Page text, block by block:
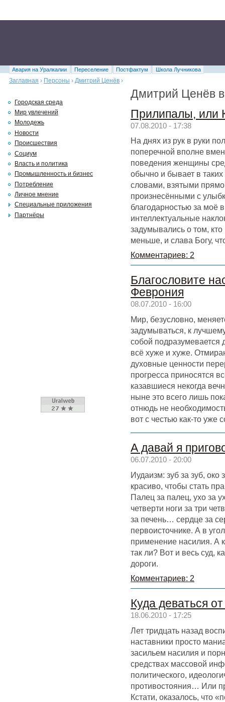
Авария на Уралкалии Переселение Постфактум
Школа Лучникова
Заглавная › Персоны › Дмитрий Ценёв ›
Дмитрий Ценёв
Прилипалы, или
07.08.2010 - 17:38
На днях из рук в руки
поперечной вполне
поведения женщины
обычно и бывает в
словами, взятыми
произнесёнными с
благодарностью за моё
интеллектуальные
задумывались о том,
меньше, и слава Богу,
Комментариев: 2
Благословите
Феврония
08.07.2010 - 16:00
Мир, безусловно,
задумываться, к
собой подразумевается
всё хуже и хуже.
духовные ценности
прогресса приносятся
казавшиеся некогда
ныне это всего лишь
отнюдь не
вот с честью как-то уже
А давай я
06.07.2010 - 20:00
Иудаизм: зуб за зуб,
красиво, чтобы стать
Палец за палец, ухо за
четверти ноги за три
за печень… сердце за
первоисточнике. А в
применение насилия. А
так ли? Вот и весь
дороги.
Комментариев: 2
Куда деваться
18.06.2010 - 17:25
Лет тридцать назад
наставники просто
засильем насилия и
средствах массовой
политического,
противостояния… Или
Кстати, оказалось, что
Городская среда
Мир увлечений
Молодежь
Новости
Происшествия
Социум
Власть и политика
Промышленность и бизнес
Потребление
Личное мнение
Специальные приложения
Партнёры